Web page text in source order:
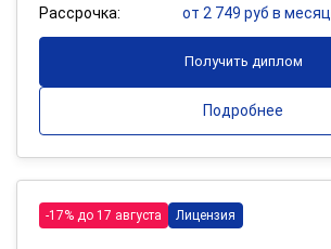
Рассрочка:
от 2 749 руб в месяц
Получить диплом
Подробнее
-17% до 17 августа Лицензия